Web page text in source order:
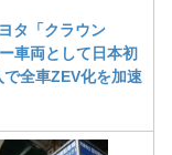
タ「クラウン
車両として日本初
全車ZEV化を加速